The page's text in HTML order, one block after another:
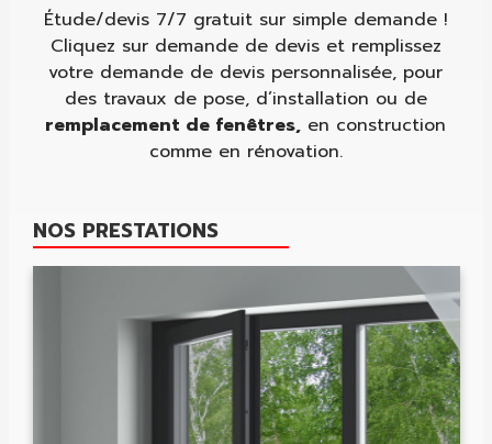
Étude/devis 7/7 gratuit sur simple demande !
Cliquez sur demande de devis et remplissez
votre demande de devis personnalisée, pour
des travaux de pose, d’installation ou de
remplacement de fenêtres, en construction
comme en rénovation.
NOS PRESTATIONS